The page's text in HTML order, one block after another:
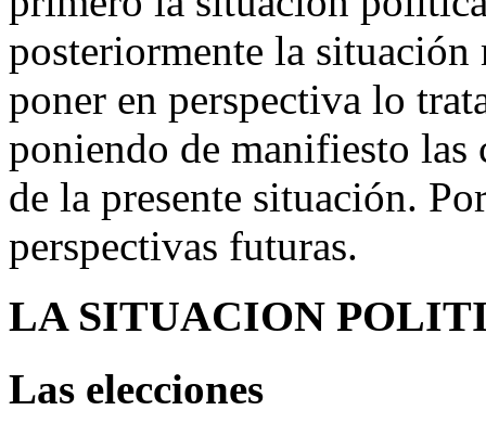
posteriormente la
poner en perspectiva lo
poniendo de manifiesto las
de la presente situación.
perspectivas futuras.
LA SITUACION
Las elecciones